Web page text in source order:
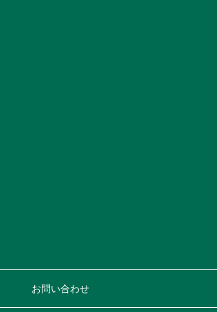
お問い合わせ